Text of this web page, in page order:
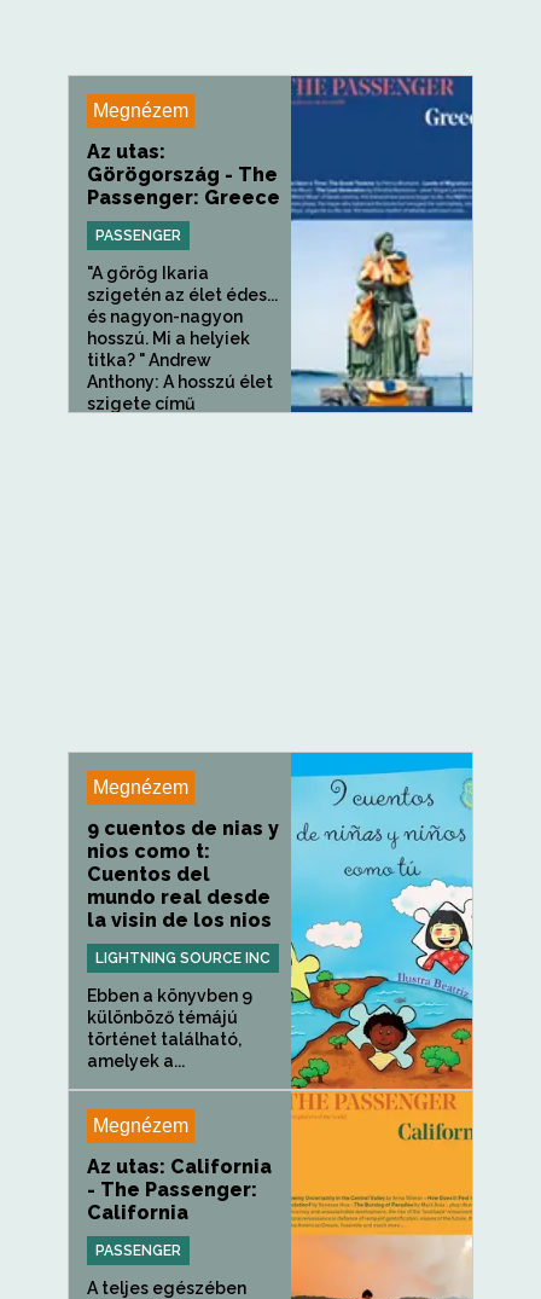
Megnézem
Az utas:
Görögország - The
Passenger: Greece
PASSENGER
"A görög Ikaria
szigetén az élet édes...
és nagyon-nagyon
hosszú. Mi a helyiek
titka? " Andrew
Anthony: A hosszú élet
szigete című
Megnézem
9 cuentos de nias y
nios como t:
Cuentos del
mundo real desde
la visin de los nios
LIGHTNING SOURCE INC
Ebben a könyvben 9
különböző témájú
történet található,
amelyek a...
Megnézem
Az utas: California
- The Passenger:
California
PASSENGER
A teljes egészében